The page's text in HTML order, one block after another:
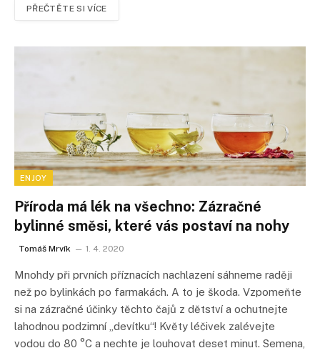
PŘEČTĚTE SI VÍCE
ENJOY
Příroda má lék na všechno: Zázračné
bylinné směsi, které vás postaví na nohy
Tomáš Mrvík 1. 4. 2020
Mnohdy při prvních příznacích nachlazení sáhneme raději
než po bylinkách po farmakách. A to je škoda. Vzpomeňte
si na zázračné účinky těchto čajů z dětství a ochutnejte
lahodnou podzimní „devítku“! Květy léčivek zalévejte
vodou do 80 °C a nechte je louhovat deset minut. Semena,